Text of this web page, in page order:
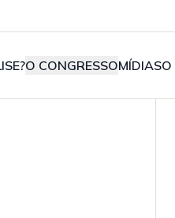
O CONGRESSOMÍDIASO